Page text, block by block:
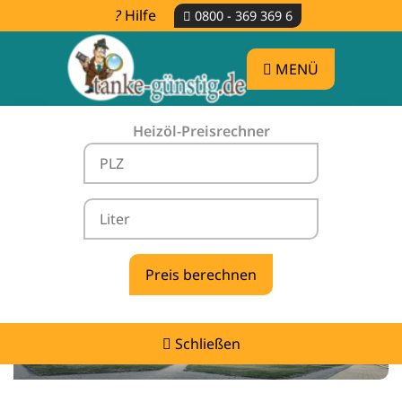
Hilfe 0800 - 369 369 6
MENÜ
Heizöl-Preisrechner
Schließen
Heizölpreise Neuental -
vergleichen & günstig tanken